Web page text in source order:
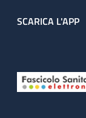
SCARICA L'APP